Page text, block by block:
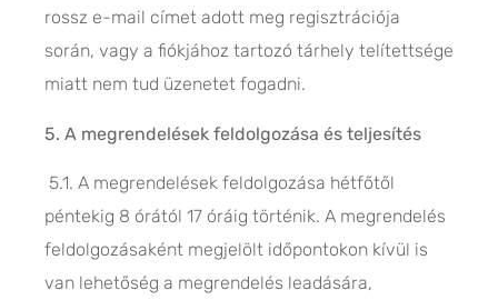
rossz e-mail címet adott meg regisztrációja
során, vagy a fiókjához tartozó tárhely telítettsége
miatt nem tud üzenetet fogadni.
5. A megrendelések feldolgozása és teljesítés
5.1. A megrendelések feldolgozása hétfőtől
péntekig 8 órától 17 óráig történik. A megrendelés
feldolgozásaként megjelölt időpontokon kívül is
van lehetőség a megrendelés leadására,